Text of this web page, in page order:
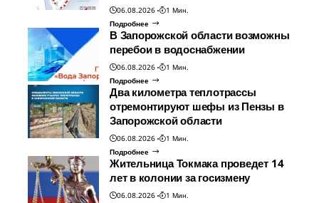
06.08.2026
1 Мин.
Подробнее
В Запорожской области возможны
перебои в водоснабжении
06.08.2026
1 Мин.
Подробнее
Два километра теплотрассы
отремонтируют шефы из Пензы в
Запорожской области
06.08.2026
1 Мин.
Подробнее
Жительница Токмака проведет 14
лет в колонии за госизмену
06.08.2026
1 Мин.